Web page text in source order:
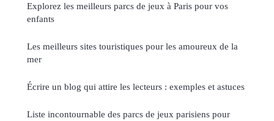
Explorez les meilleurs parcs de jeux à Paris pour vos
enfants
Les meilleurs sites touristiques pour les amoureux de la
mer
Écrire un blog qui attire les lecteurs : exemples et astuces
Liste incontournable des parcs de jeux parisiens pour